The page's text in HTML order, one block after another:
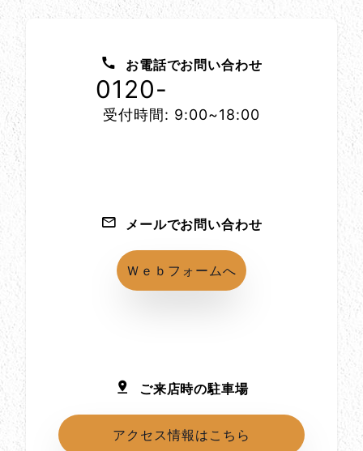
お電話でお問い合わせ
0120-
受付時間: 9:00~18:00
メールでお問い合わせ
Ｗｅｂフォームへ
ご来店時の駐車場
アクセス情報はこちら
所在地